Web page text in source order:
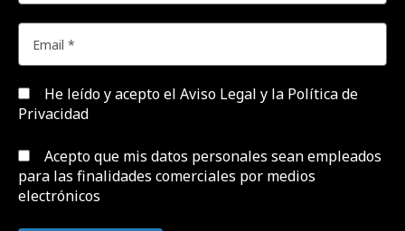
He leído y acepto el Aviso Legal y la Política de
Privacidad
Acepto que mis datos personales sean empleados
para las finalidades comerciales por medios
electrónicos